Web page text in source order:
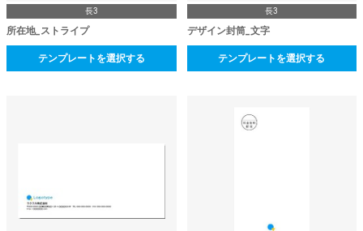
長3
所在地_ストライプ
テンプレートを選択する
長3
デザイン封筒_文字
テンプレートを選択する